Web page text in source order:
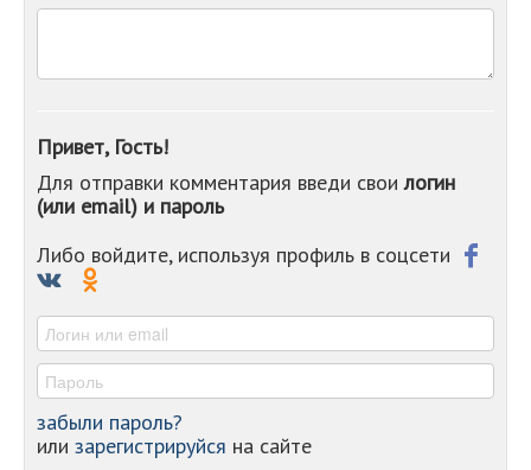
-
-
-
-
Привет, Гость!
Для отправки комментария введи своилогин
(или email) и пароль
Либо войдите, используя профиль в соцсети
забыли пароль?
или зарегистрируйся на сайте